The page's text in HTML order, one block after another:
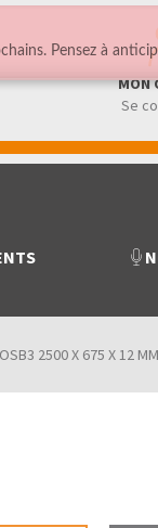
MON
Se
2500 X 675 X 12 MM
Pensez à